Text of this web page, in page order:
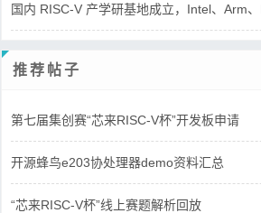
国内 RISC-V 产学研基地成立，Intel、Arm
推荐帖子
第七届集创赛“芯来RISC-V杯”开发板申请
开源蜂鸟e203协处理器demo资料汇总
“芯来RISC-V杯”线上赛题解析回放